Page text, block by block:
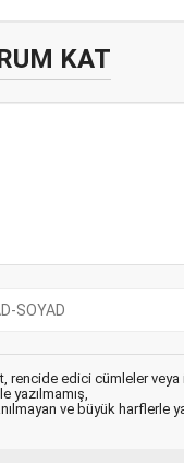
KAT
rencide edici cümleler veya
yazılmamış,
ve büyük harflerle